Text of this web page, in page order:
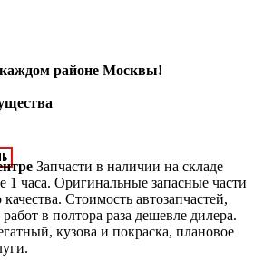
районе Москвы!
Запчасти в наличии на складе
1 часа. Оригинальные запасные части
Стоимость автозапчастей,
в полтора раза дешевле дилера.
кузова и покраска, плановое